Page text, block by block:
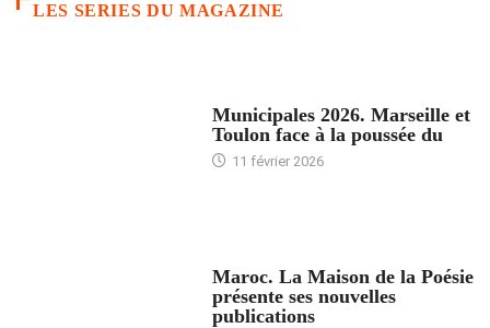
LES SERIES DU MAGAZINE
Municipales 2026. Marseille et
Toulon face à la poussée du
11 février 2026
Maroc. La Maison de la Poésie
présente ses nouvelles
publications